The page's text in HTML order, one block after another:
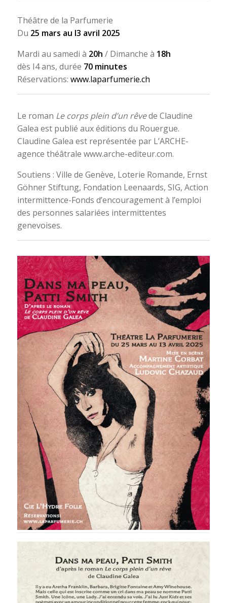
Théâtre de la Parfumerie
Du 25 mars au I3 avril 2025
Mardi au samedi à 20h / Dimanche à 18h
dès I4 ans, durée 70 minutes
Réservations: www.laparfumerie.ch
Le roman Le corps plein d’un rêvede Claudine
Galea est publié aux éditions du Rouergue.
Claudine Galea est représentée par L’ARCHE-
agence théâtrale www.arche-editeur.com.
Soutiens : Ville de Genève, Loterie Romande, Ernst
Göhner Stiftung, Fondation Leenaards, SIG, Action
intermittence-Fonds d’encouragement à l’emploi
des personnes salariées intermittentes
genevoises.